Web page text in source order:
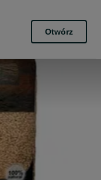
Otwórz